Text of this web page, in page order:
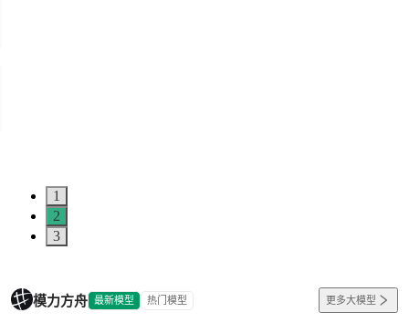
1
2
3
模力方舟 最新模型 热门模型 更多大模型